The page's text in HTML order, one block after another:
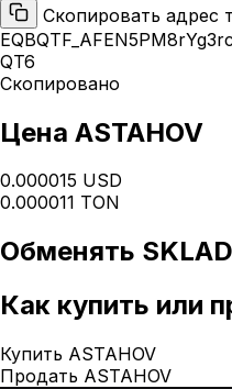
Скопировать адрес
QT6
Скопировано
Цена ASTAHOV
0.000015 USD
0.000011 TON
Обменять
Как купить или
Купить ASTAHOV
Продать ASTAHOV